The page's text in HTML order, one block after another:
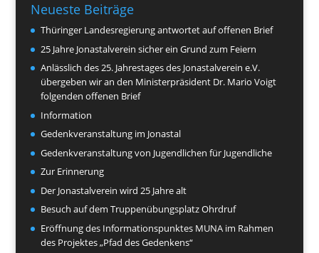
Neueste Beiträge
Thüringer Landesregierung antwortet auf offenen Brief
25 Jahre Jonastalverein sicher ein Grund zum Feiern
Anlässlich des 25. Jahrestages des Jonastalverein e.V.
übergeben wir an den Ministerpräsident Dr. Mario Voigt
folgenden offenen Brief
Information
Gedenkveranstaltung im Jonastal
Gedenkveranstaltung von Jugendlichen für Jugendliche
Zur Erinnerung
Der Jonastalverein wird 25 Jahre alt
Besuch auf dem Truppenübungsplatz Ohrdruf
Eröffnung des Informationspunktes MUNA im Rahmen
des Projektes „Pfad des Gedenkens“